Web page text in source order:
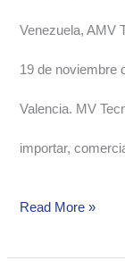
Venezuela, AMV
19 de noviembre
Valencia. MV
importar,
Read More »